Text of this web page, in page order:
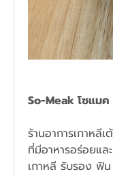
So-Meak โซแมค
ร้านอาการเกาหลี
ที่มีอาหารอร่อยแ
เกาหลี รับรอง ฟิ